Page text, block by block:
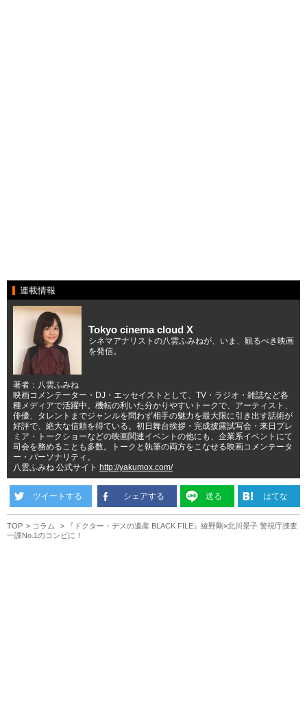
連載情報
Tokyo cinema cloud X
シネマアナリストの八雲ふみねが、いま、観るべき映画
を発信。
著者：八雲ふみね
映画コメンテーター・DJ・エッセイストとして、TV・ラジオ・雑誌など各
種メディアで活躍中。機転の利いた分かりやすいトークで、アーティスト、
俳優、タレントまでジャンルを問わず相手の魅力を最大限に引き出す話術が
好評で、絶大な信頼を得ている。初日舞台挨拶・完成披露試写会・来日プレ
ミア・トークショーなどの映画関連イベントの他にも、企業系イベントにて
司会を務めることも多数。トークと執筆の両方をこなせる映画コメンテータ
ー・パーソナリティ。
八雲ふみね 公式サイト
http://yakumox.com/
ツイートする シェアする 送る はてな
TOP コラム
『ドクター・デスの遺産 BLACK FILE』綾野剛×北川景子 警視庁捜査
一課No.1のコンビに！